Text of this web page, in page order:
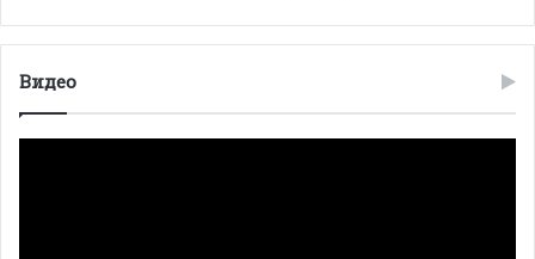
Видео